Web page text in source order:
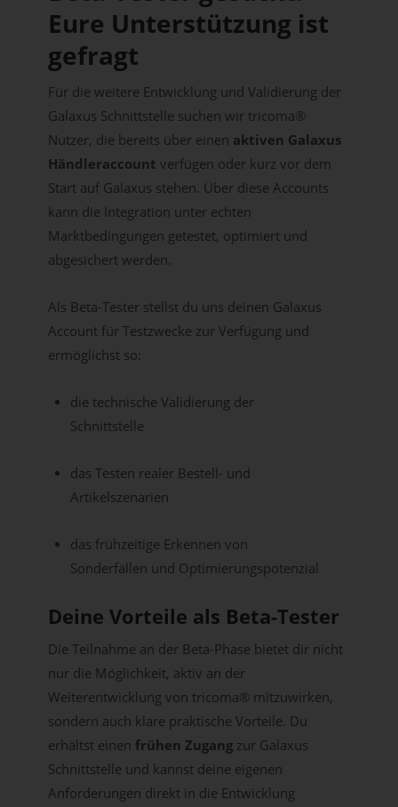
Eure Unterstützung ist
gefragt
Für die weitere Entwicklung und Validierung der
Galaxus Schnittstelle suchen wir tricoma®
Nutzer, die bereits über einen aktiven Galaxus
Händleraccount verfügen oder kurz vor dem
Start auf Galaxus stehen. Über diese Accounts
kann die Integration unter echten
Marktbedingungen getestet, optimiert und
abgesichert werden.
Als Beta-Tester stellst du uns deinen Galaxus
Account für Testzwecke zur Verfügung und
ermöglichst so:
die technische Validierung der
Schnittstelle
das Testen realer Bestell- und
Artikelszenarien
das frühzeitige Erkennen von
Sonderfällen und Optimierungspotenzial
Deine Vorteile als Beta-Tester
Die Teilnahme an der Beta-Phase bietet dir nicht
nur die Möglichkeit, aktiv an der
Weiterentwicklung von tricoma® mitzuwirken,
sondern auch klare praktische Vorteile. Du
erhältst einen frühen Zugangzur Galaxus
Schnittstelle und kannst deine eigenen
Anforderungen direkt in die Entwicklung